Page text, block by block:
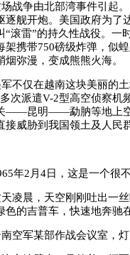
战争由北部湾事件引起。
逐舰开炮。美国政府为了
“滚雷”的持久性战役。一
架携带750磅级炸弹，似
烟弥漫，变成熊熊火海。
军不仅在越南这块美丽的
次派遣V-2型高空侦察机
——昆明——勐肭等地上空
接威胁到我国领土及人民
年2 月 4日，这是一个很
凌晨，天空刚刚吐出一
色的吉普车，快速地奔驰
空军某部作战会议室，